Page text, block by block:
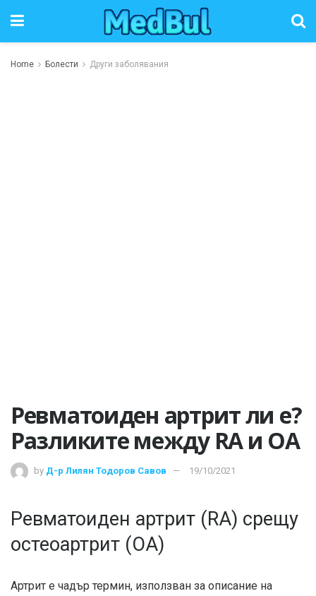
Home Болести Други заболявания
Ревматоиден артрит ли е?
Разликите между RA и OA
by Д-р Лилян Тодоров Савов 19/10/2021
Ревматоиден артрит (RA) срещу
остеоартрит (OA)
Артрит е чадър термин, използван за описание на